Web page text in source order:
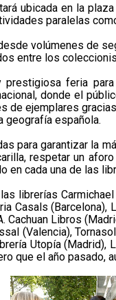
ubicada en la
paralelas
volúmenes de
entre los
prestigiosa feria
donde el
de ejemplares
geografía española.
para garantizar la
respetar un
en cada una de las
librerías
Casals
Cachuan Libros
(Valencia),
Utopía (Madrid),
que el año pasado,